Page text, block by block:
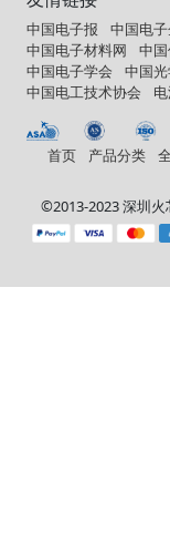
中国电子报 中国电
中国电子材料网
中
中国电子学会
中国
中国电工技术协会
首页 产品分类
©2013-2023 深圳